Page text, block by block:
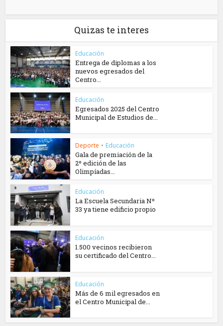
Quizas te interes
Educación
Entrega de diplomas a los
nuevos egresados del
Centro...
Educación
Egresados 2025 del Centro
Municipal de Estudios de...
Deporte • Educación
Gala de premiación de la
2º edición de las
Olimpíadas...
Educación
La Escuela Secundaria Nº
33 ya tiene edificio propio
Educación
1.500 vecinos recibieron
su certificado del Centro...
Educación
Más de 6 mil egresados en
el Centro Municipal de...